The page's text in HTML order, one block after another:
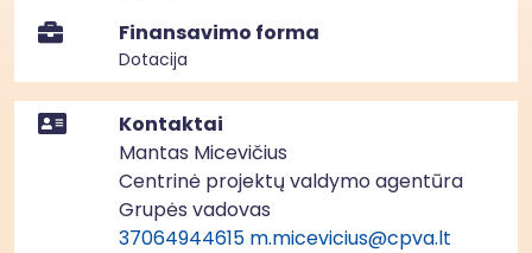
Finansavimo forma
Dotacija
Kontaktai
Mantas Micevičius
Centrinė projektų valdymo agentūra
Grupės vadovas
37064944615 m.micevicius@cpva.lt